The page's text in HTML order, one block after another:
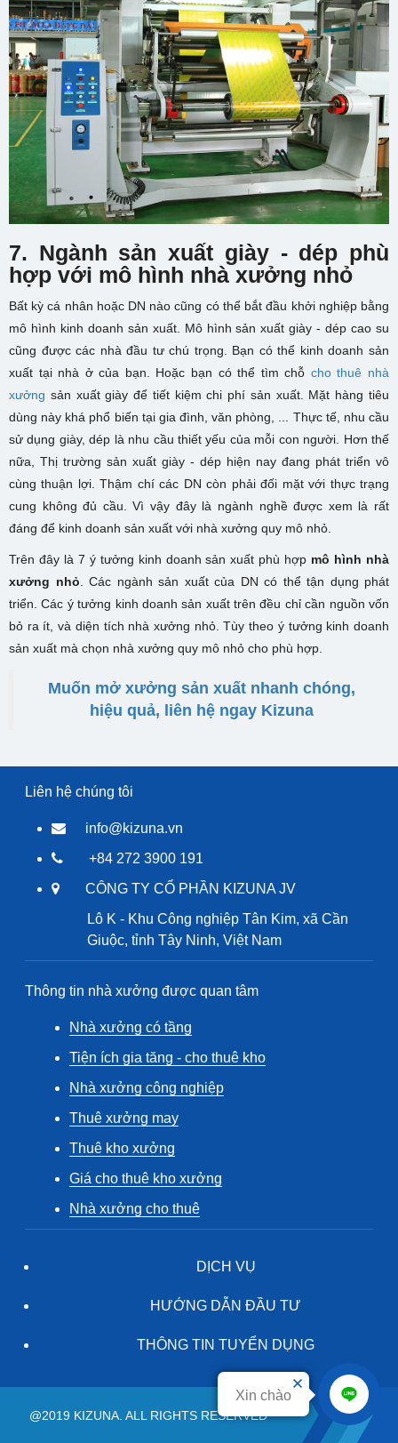
Xin chào
7. Ngành sản xuất giày - dép phù
hợp với mô hình nhà xưởng nhỏ
Bất kỳ cá nhân hoặc DN nào cũng có thể bắt đầu khởi nghiệp bằng
mô hình kinh doanh sản xuất. Mô hình sản xuất giày - dép cao su
cũng được các nhà đầu tư chú trọng. Bạn có thể kinh doanh sản
xuất tại nhà ở của bạn. Hoặc bạn có thể tìm chỗ chothuê nhà
xưởng sản xuất giày để tiết kiệm chi phí sản xuất. Mặt hàng tiêu
dùng này khá phổ biến tại gia đình, văn phòng, ... Thực tế, nhu cầu
sử dụng giày, dép là nhu cầu thiết yếu của mỗi con người. Hơn thế
nữa, Thị trường sản xuất giày - dép hiện nay đang phát triển vô
cùng thuận lợi. Thậm chí các DN còn phải đối mặt với thực trạng
cung không đủ cầu. Vì vậy đây là ngành nghề được xem là rất
đáng để kinh doanh sản xuất với nhà xưởng quy mô nhỏ.
Trên đây là 7 ý tưởng kinh doanh sản xuất phù hợp mô hình nhà
xưởng nhỏ . Các ngành sản xuất của DN có thể tận dụng phát
triển. Các ý tưởng kinh doanh sản xuất trên đều chỉ cần nguồn vốn
bỏ ra ít, và diện tích nhà xưởng nhỏ. Tùy theo ý tưởng kinh doanh
sản xuất mà chọn nhà xưởng quy mô nhỏ cho phù hợp.
Muốn mở xưởng sản xuất nhanh chóng,
hiệu quả, liên hệ ngay Kizuna
Liên hệ chúng tôi
info@kizuna.vn
+84 272 3900 191
CÔNG TY CỔ PHẦN KIZUNA JV
Lô K - Khu Công nghiệp Tân Kim, xã Cần
Giuộc, tỉnh Tây Ninh, Việt Nam
Thông tin nhà xưởng được quan tâm
Nhà xưởng có tầng
Tiện ích gia tăng - cho thuê kho
Nhà xưởng công nghiệp
Thuê xưởng may
Thuê kho xưởng
Giá cho thuê kho xưởng
Nhà xưởng cho thuê
DỊCH VỤ
HƯỚNG DẪN ĐẦU TƯ
THÔNG TIN TUYỂN DỤNG
@2019 KIZUNA. ALL RIGHTS RESERVED